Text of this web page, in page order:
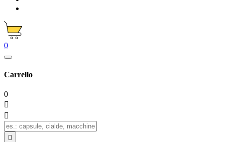
0
Carrello
0


